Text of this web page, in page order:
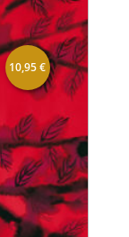
10,95€